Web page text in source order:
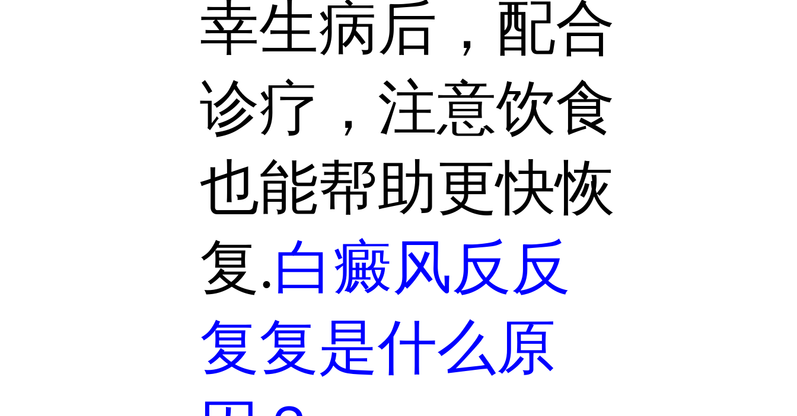
幸生病后，配合
诊疗，注意饮食
也能帮助更快恢
复.白癜风反反
复复是什么原